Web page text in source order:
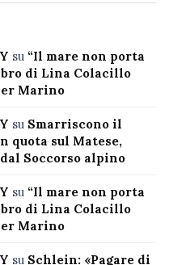
su “Il mare non porta
di Lina Colacillo
Marino
su Smarriscono il
quota sul Matese,
Soccorso alpino
su “Il mare non porta
di Lina Colacillo
Marino
su Schlein: «Pagare di